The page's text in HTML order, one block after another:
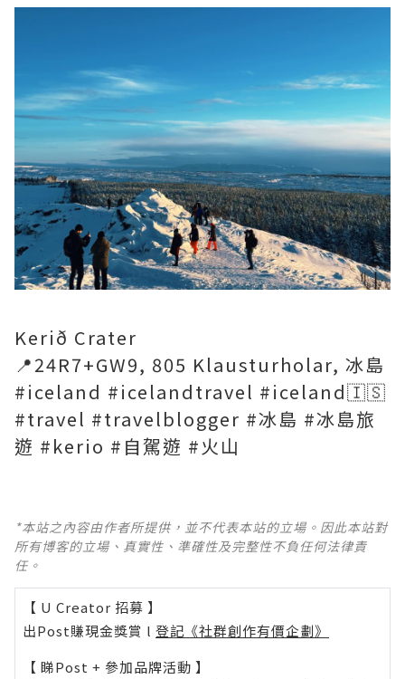
Kerið Crater
📍24R7+GW9, 805 Klausturholar, 冰島
#iceland #icelandtravel #iceland🇮🇸
#travel #travelblogger #冰島 #冰島旅
遊 #kerio #自駕遊 #火山
*本站之內容由作者所提供，並不代表本站的立場。因此本站對
所有博客的立場、真實性、準確性及完整性不負任何法律責
任。
【 U Creator 招募 】
出Post賺現金獎賞 l 登記《社群創作有價企劃》
【 睇Post + 參加品牌活動 】